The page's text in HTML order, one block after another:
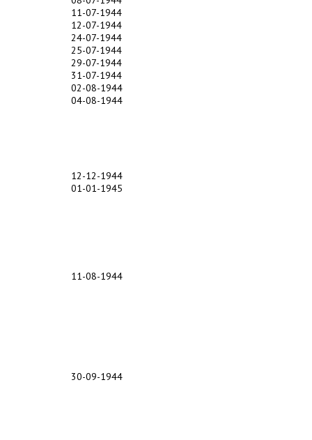
11-07-1944
12-07-1944
24-07-1944
25-07-1944
29-07-1944
31-07-1944
02-08-1944
04-08-1944
12-12-1944
01-01-1945
11-08-1944
30-09-1944